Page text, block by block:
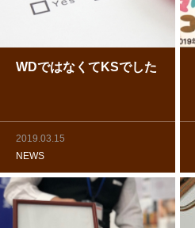
WDではなくてKSでした
2019.03.15
NEWS